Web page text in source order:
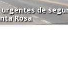
de
Rosa